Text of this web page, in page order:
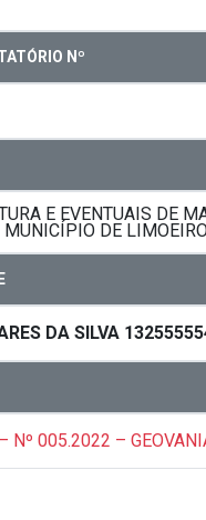
Nº
E EVENTUAIS DE
MUNICÍPIO DE
DA SILVA
Nº 005.2022 –